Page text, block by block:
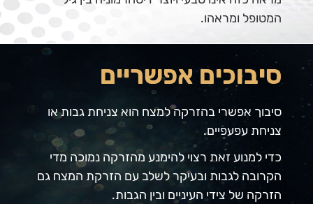
המטופל ומראהו.
סיבוכים אפשריים
סיבוך אפשרי בהזרקה למצח הוא צניחת גבות או
צניחת עפעפיים.
כדי למנוע זאת רצוי להימנע מהזרקה נמוכה מדי
הקרובה לגבות ובעיקר לשלב עם הזרקת המצח גם
הזרקה של צידי העיניים ובין הגבות.